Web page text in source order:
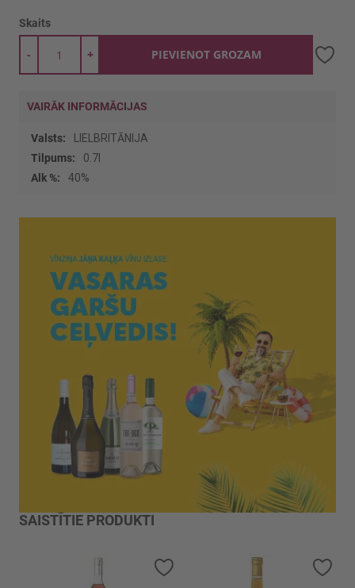
Skaits
+
- PIEVIENOT GROZAM
VAIRĀK INFORMĀCIJAS
Vairāk
informācijas
LIELBRITĀNIJA
0.7l
40%
SAISTĪTIE PRODUKTI
Pievienot vēlmju sarakstam